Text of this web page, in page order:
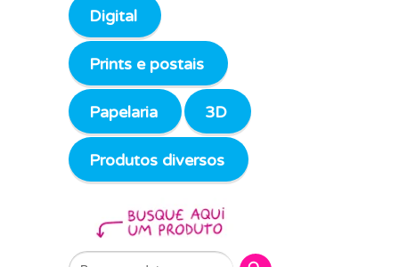
Digital
Prints e postais
Papelaria 3D
Produtos diversos
Search Search Button